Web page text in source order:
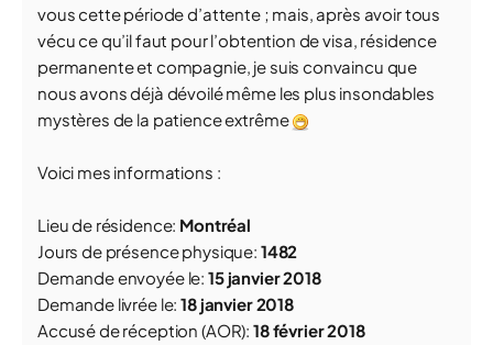
vous cette période d’attente ; mais, après avoir tous
vécu ce qu’il faut pour l’obtention de visa, résidence
permanente et compagnie, je suis convaincu que
nous avons déjà dévoilé même les plus insondables
mystères de la patience extrême
Voici mes informations :
Lieu de résidence: Montréal
Jours de présence physique: 1482
Demande envoyée le: 15 janvier 2018
Demande livrée le:18 janvier 2018
Accusé de réception (AOR): 18 février 2018